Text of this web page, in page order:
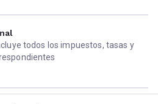
todos los impuestos, tasas y